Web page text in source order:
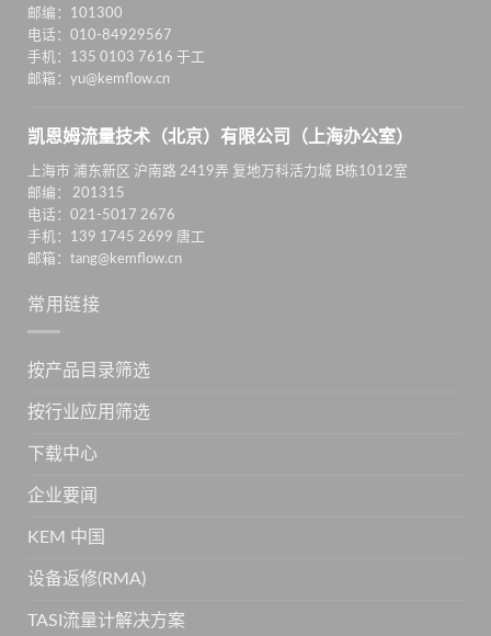
邮编：101300
电话：010-84929567
手机：135 0103 7616 于工
邮箱：yu@kemflow.cn
凯恩姆流量技术（北京）有限公司（上海办公室）
上海市 浦东新区 沪南路 2419弄 复地万科活力城 B栋1012室
邮编： 201315
电话：021-5017 2676
手机：139 1745 2699 唐工
邮箱：tang@kemflow.cn
常用链接
按产品目录筛选
按行业应用筛选
下载中心
企业要闻
KEM 中国
设备返修(RMA)
TASI流量计解决方案